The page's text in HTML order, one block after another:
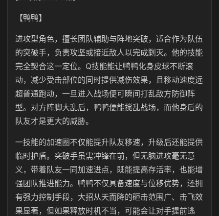
【鸭鸭】
进攻型角色，擅长团队辅助与阵地突破，适合作为队伍
的突破手，负责攻坚或接近敌人以完成剿灭。他的技能
完全契合这一定位。Q技能能让鸭鸭化身皮球不断滚
动，减少受击部位的同时提供减伤效果，且移动速度远
超普通跑动，一旦进入战场便可瞬间打乱敌方防御阵
型。对方阵脚大乱后，鸭鸭便能搅乱战场，而他身后的
队友才是更大的威胁。
一技能的加速圈不仅能提升队友移速，升级后还能提供
临时护盾。突破手虽需冲锋在前，但无脑进攻毫无意
义，带着队友一同加速进点，既能提高存活率，也能增
强团队推进能力。鸭鸭不仅具备速度与位移优势，还拥
有强力控制手段，大招从天而降的砸击范围广、击飞效
果显著，但如果释放时机不当，可能会让对手提前逃